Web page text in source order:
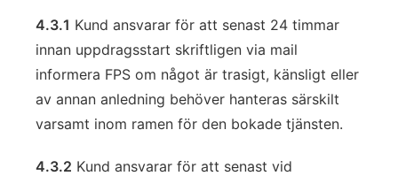
4.3.1 Kund ansvarar för att senast 24 timmar
innan uppdragsstart skriftligen via mail
informera FPS om något är trasigt, känsligt eller
av annan anledning behöver hanteras särskilt
varsamt inom ramen för den bokade tjänsten.
4.3.2 Kund ansvarar för att senast vid